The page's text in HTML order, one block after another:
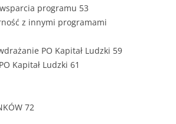
programu 53
z innymi programami
PO Kapitał Ludzki 59
Kapitał Ludzki 61
72